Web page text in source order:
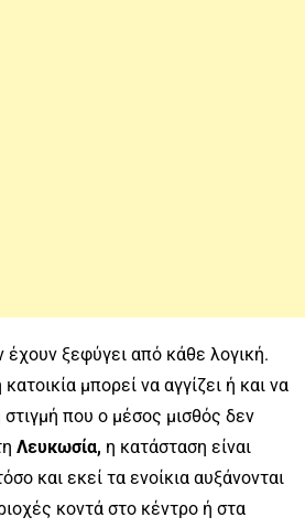
έχουν ξεφύγει από κάθε λογική.
κατοικία μπορεί να αγγίζει ή και να
που ο μέσος μισθός δεν
Λευκωσία, η κατάσταση είναι
και εκεί τα ενοίκια αυξάνονται
κοντά στο κέντρο ή στα